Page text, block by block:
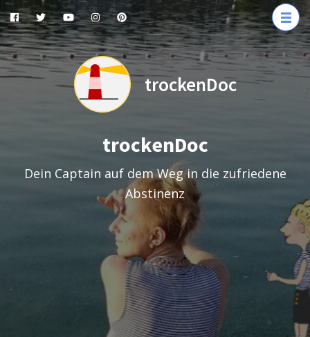
Zum
Inhalt
springen
(Enter
trockenDoc
trockenDoc
Dein Captain auf dem Weg in die zufriedene
Abstinenz